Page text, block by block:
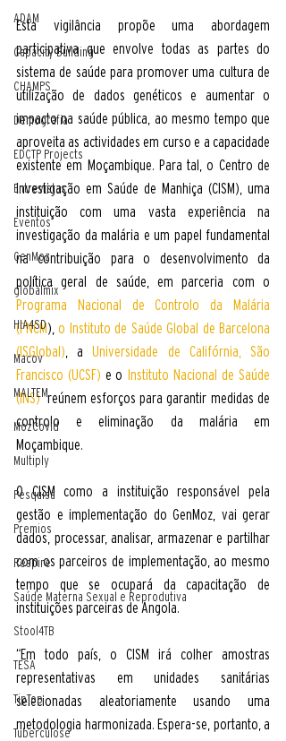
ADAM
Capacity Building
CHAMPS
Demografia
EDCTP Projects
Entrevistas
Eventos
GenMoz
globalmix
HIA4SD
Macov
MALTEM
MozCovid
Multiply
Pesquisa
Premios
Respire
Saúde Materna Sexual e Reprodutiva
Stool4TB
TESA
TipTop
Tuberculose
Esta vigilância propõe uma abordagem
participativa que envolve todas as partes do
sistema de saúde para promover uma cultura de
utilização de dados genéticos e aumentar o
impacto na saúde pública, ao mesmo tempo que
aproveita as actividades em curso e a capacidade
existente em Moçambique. Para tal, o Centro de
Investigação em Saúde de Manhiça (CISM), uma
instituição com uma vasta experiência na
investigação da malária e um papel fundamental
na contribuição para o desenvolvimento da
Programa Nacional de Controlo da Malária
(PNCM), o Instituto de Saúde Global de Barcelona
(ISGlobal) , a Universidade de Califórnia, São
Francisco (UCSF) e o Instituto Nacional de Saúde
(INS) reúnem esforços para garantir medidas de
controlo e eliminação da malária em
Moçambique.
O CISM como a instituição responsável pela
gestão e implementação do GenMoz, vai gerar
dados, processar, analisar, armazenar e partilhar
com os parceiros de implementação, ao mesmo
tempo que se ocupará da capacitação de
instituições parceiras de Angola.
“Em todo país, o CISM irá colher amostras
representativas em unidades sanitárias
selecionadas aleatoriamente usando uma
metodologia harmonizada. Espera-se, portanto, a